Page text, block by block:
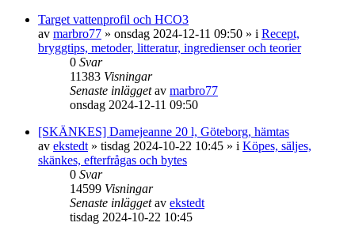
Target vattenprofil och HCO3
av marbro77 » onsdag 2024-12-11 09:50 » i Recept,
bryggtips, metoder, litteratur, ingredienser och teorier
0 Svar
11383 Visningar
Senaste inläggetav marbro77
onsdag 2024-12-11 09:50
[SKÄNKES] Damejeanne 20 l, Göteborg, hämtas
av ekstedt » tisdag 2024-10-22 10:45 » i Köpes, säljes,
skänkes, efterfrågas och bytes
0 Svar
14599 Visningar
Senaste inläggetav ekstedt
tisdag 2024-10-22 10:45